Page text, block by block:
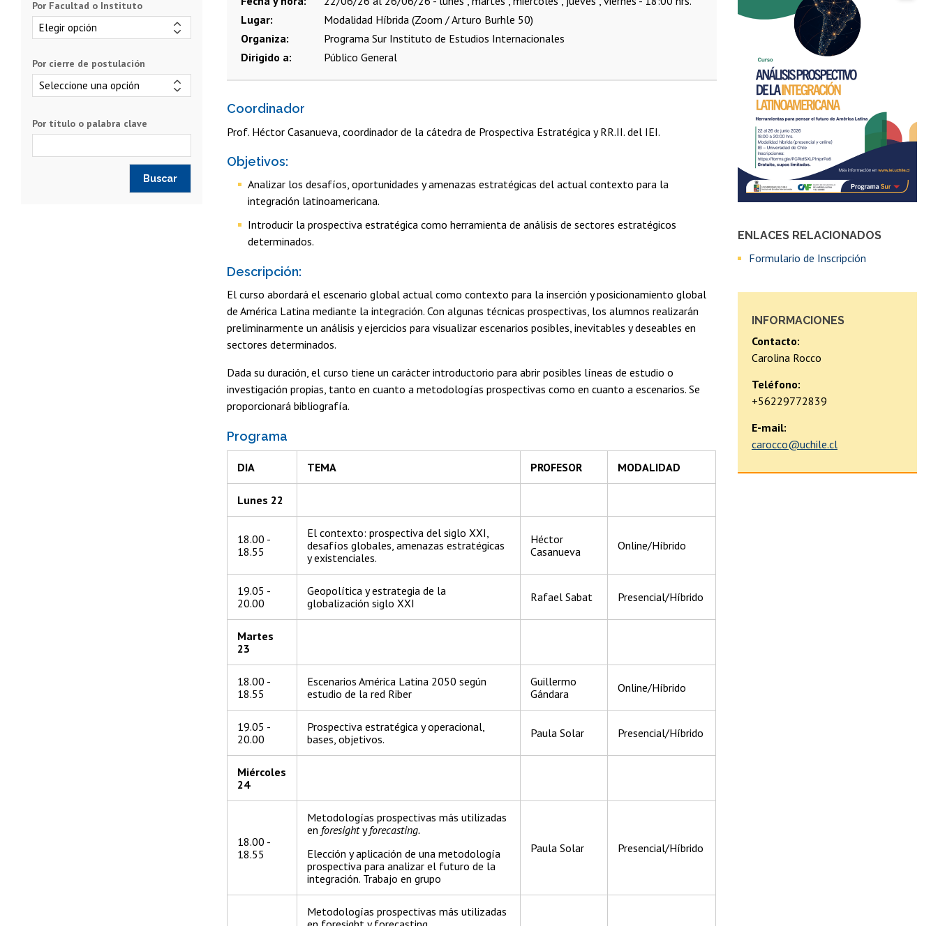
ENLACES RELACIONADOS
Formulario de Inscripción
INFORMACIONES
Contacto:
Carolina Rocco
Teléfono:
+56229772839
E-mail:
carocco@uchile.cl
Lugar
Modalidad Híbrida (Zoom / Arturo Burhle 50)
Organiza
Programa Sur Instituto de Estudios Internacionales
Dirigido a
Público General
Coordinador
Prof. Héctor Casanueva, coordinador de la cátedra de Prospectiva Estratégica y RR.II. del IEI.
Objetivos:
Analizar los desafíos, oportunidades y amenazas estratégicas del actual contexto para la
integración latinoamericana.
Introducir la prospectiva estratégica como herramienta de análisis de sectores estratégicos
determinados.
Descripción:
El curso abordará el escenario global actual como contexto para la inserción y posicionamiento global
de América Latina mediante la integración. Con algunas técnicas prospectivas, los alumnos realizarán
preliminarmente un análisis y ejercicios para visualizar escenarios posibles, inevitables y deseables en
sectores determinados.
Dada su duración, el curso tiene un carácter introductorio para abrir posibles líneas de estudio o
investigación propias, tanto en cuanto a metodologías prospectivas como en cuanto a escenarios. Se
proporcionará bibliografía.
Programa
DIA TEMA PROFESOR MODALIDAD
Lunes 22
18.00 -
18.55
El contexto: prospectiva del siglo XXI,
desafíos globales, amenazas estratégicas
y existenciales.
Héctor
Casanueva
Online/Híbrido
19.05 -
20.00
Geopolítica y estrategia de la
globalización siglo XXI
Rafael Sabat Presencial/Híbrido
Martes
23
18.00 -
18.55
Escenarios América Latina 2050 según
estudio de la red Riber
Guillermo
Gándara
Online/Híbrido
19.05 -
20.00
Prospectiva estratégica y operacional,
bases, objetivos.
Paula Solar Presencial/Híbrido
Miércoles
24
18.00 -
18.55
Metodologías prospectivas más utilizadas
en foresightyforecasting.
Elección y aplicación de una metodología
prospectiva para analizar el futuro de la
integración. Trabajo en grupo
Paula Solar Presencial/Híbrido
Metodologías prospectivas más utilizadas
Por Facultad o Instituto
Por cierre de postulación
Por título o palabra clave